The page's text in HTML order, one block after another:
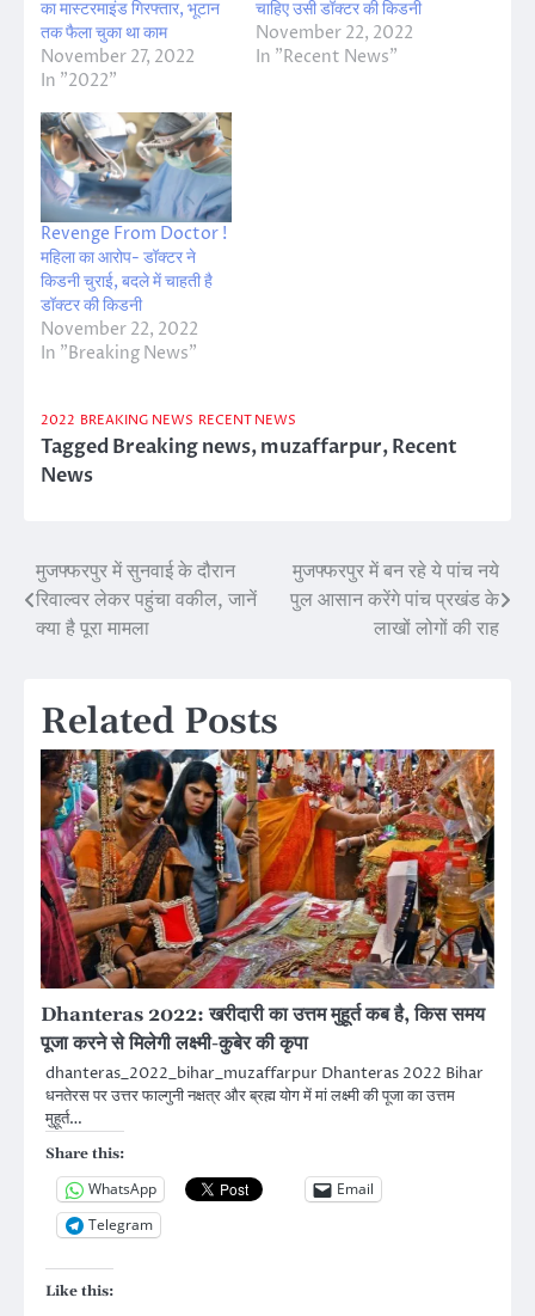
का मास्टरमाइंड गिरफ्तार, भूटान
तक फैला चुका था काम
November 27, 2022
In "2022"
चाहिए उसी डॉक्टर की किडनी
November 22, 2022
In "Recent News"
Revenge From Doctor !
महिला का आरोप- डॉक्टर ने
किडनी चुराई, बदले में चाहती है
डॉक्टर की किडनी
November 22, 2022
In "Breaking News"
2022 BREAKING NEWS RECENT NEWS
TaggedBreaking news,muzaffarpur,Recent
News
Post
navigation
मुजफ्फरपुर में सुनवाई के दौरान
रिवाल्वर लेकर पहुंचा वकील, जानें
क्या है पूरा मामला
मुजफ्फरपुर में बन रहे ये पांच नये
पुल आसान करेंगे पांच प्रखंड के
लाखों लोगों की राह
Related Posts
Dhanteras 2022: खरीदारी का उत्तम मुहूर्त कब है, किस समय
पूजा करने से मिलेगी लक्ष्मी-कुबेर की कृपा
dhanteras_2022_bihar_muzaffarpur Dhanteras 2022 Bihar
धनतेरस पर उत्तर फाल्गुनी नक्षत्र और ब्रह्म योग में मां लक्ष्मी की पूजा का उत्तम
मुहूर्त…
Share this:
WhatsApp
Email
Telegram
Like this: